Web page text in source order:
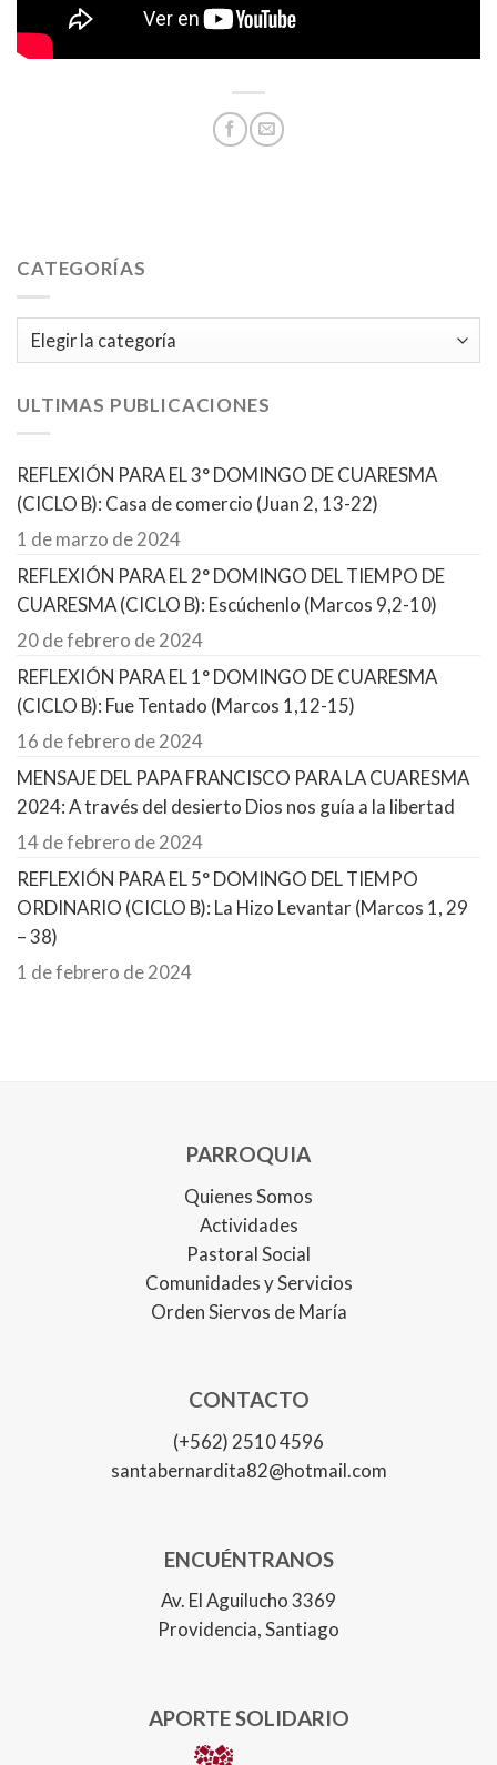
CATEGORÍAS
Categorías
ULTIMAS PUBLICACIONES
REFLEXIÓN PARA EL 3° DOMINGO DE CUARESMA
(CICLO B): Casa de comercio (Juan 2, 13-22)
1 de marzo de 2024
REFLEXIÓN PARA EL 2° DOMINGO DEL TIEMPO DE
CUARESMA (CICLO B): Escúchenlo (Marcos 9,2-10)
20 de febrero de 2024
REFLEXIÓN PARA EL 1° DOMINGO DE CUARESMA
(CICLO B): Fue Tentado (Marcos 1,12-15)
16 de febrero de 2024
MENSAJE DEL PAPA FRANCISCO PARA LA CUARESMA
2024: A través del desierto Dios nos guía a la libertad
14 de febrero de 2024
REFLEXIÓN PARA EL 5° DOMINGO DEL TIEMPO
ORDINARIO (CICLO B): La Hizo Levantar (Marcos 1, 29
– 38)
1 de febrero de 2024
PARROQUIA
Quienes Somos
Actividades
Pastoral Social
Comunidades y Servicios
Orden Siervos de María
CONTACTO
(+562) 2510 4596
santabernardita82@hotmail.com
ENCUÉNTRANOS
Av. El Aguilucho 3369
Providencia, Santiago
APORTE SOLIDARIO